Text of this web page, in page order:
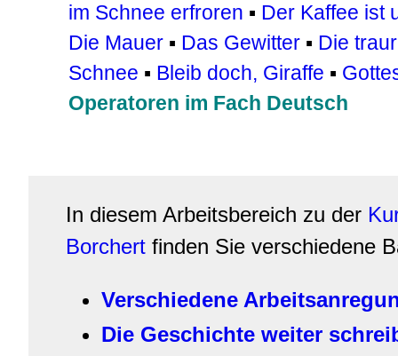
im Schnee erfroren ▪ Der Kaffee ist
Die Mauer ▪ Das Gewitter ▪ Die
Schnee ▪ Bleib doch, Giraffe ▪
Operatoren im Fach Deutsch
In diesem Arbeitsbereich zu der
Borchert finden Sie verschiedene
Verschiedene
Die Geschichte weiter